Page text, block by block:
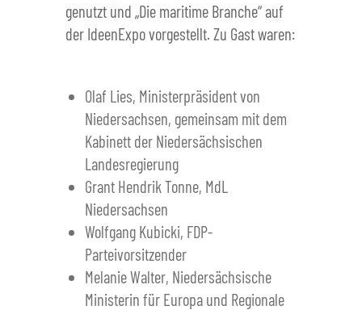
genutzt und „Die maritime Branche“ auf
der IdeenExpo vorgestellt. Zu Gast waren:
Olaf Lies, Ministerpräsident von
Niedersachsen, gemeinsam mit dem
Kabinett der Niedersächsischen
Landesregierung
Grant Hendrik Tonne, MdL
Niedersachsen
Wolfgang Kubicki, FDP-
Parteivorsitzender
Melanie Walter, Niedersächsische
Ministerin für Europa und Regionale